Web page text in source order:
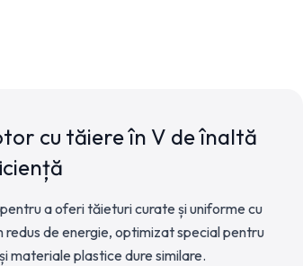
cu tăiere în V de înaltă
a oferi tăieturi curate și uniforme cu
redus de energie, optimizat special pentru
materiale plastice dure similare.